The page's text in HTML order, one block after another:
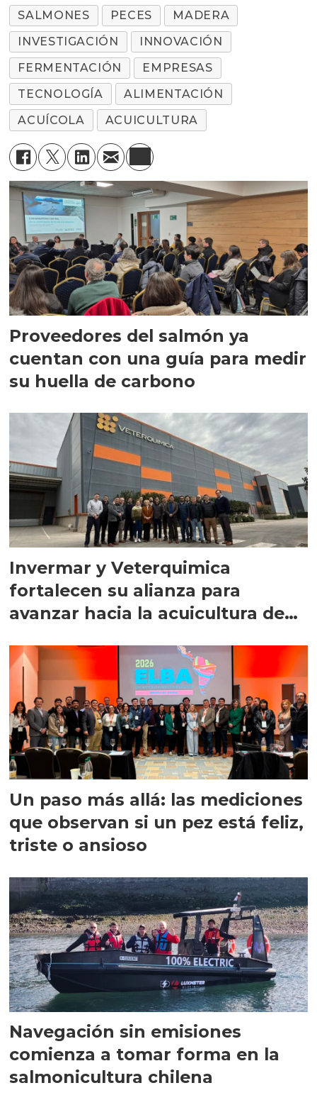
SALMONES PECES
MADERA
INVESTIGACIÓN
INNOVACIÓN
FERMENTACIÓN
EMPRESAS
TECNOLOGÍA
ALIMENTACIÓN
ACUÍCOLA
ACUICULTURA
Proveedores del salmón ya
cuentan con una guía para medir
su huella de carbono
Invermar y Veterquimica
fortalecen su alianza para
avanzar hacia la acuicultura de
Un paso más allá: las mediciones
que observan si un pez está feliz,
triste o ansioso
Navegación sin emisiones
comienza a tomar forma en la
salmonicultura chilena